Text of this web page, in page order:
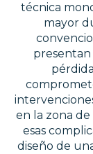
técnica
mayor
en la zona
esas
diseño de